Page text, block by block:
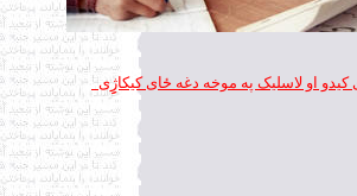
کیدو او لاسلیک په موخه دغه ځای کیکاژِِِی